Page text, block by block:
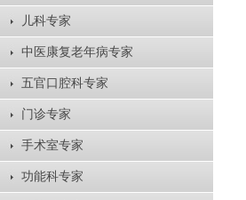
儿科专家
中医康复老年病专家
五官口腔科专家
门诊专家
手术室专家
功能科专家